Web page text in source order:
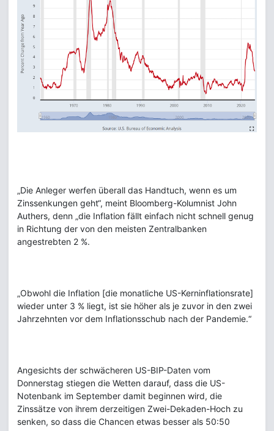
„Die Anleger werfen überall das Handtuch, wenn es um
Zinssenkungen geht“, meint Bloomberg-Kolumnist John
Authers, denn „die Inflation fällt einfach nicht schnell genug
in Richtung der von den meisten Zentralbanken
angestrebten 2 %.
„Obwohl die Inflation [die monatliche US-Kerninflationsrate]
wieder unter 3 % liegt, ist sie höher als je zuvor in den zwei
Jahrzehnten vor dem Inflationsschub nach der Pandemie.“
Angesichts der schwächeren US-BIP-Daten vom
Donnerstag stiegen die Wetten darauf, dass die US-
Notenbank im September damit beginnen wird, die
Zinssätze von ihrem derzeitigen Zwei-Dekaden-Hoch zu
senken, so dass die Chancen etwas besser als 50:50